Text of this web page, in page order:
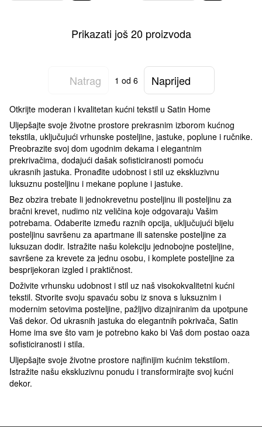
Prikazati još 20 proizvoda
Natrag 1 od 6 Naprijed
Otkrijte moderan i kvalitetan kućni tekstil u Satin Home
Uljepšajte svoje životne prostore prekrasnim izborom kućnog
tekstila, uključujući vrhunske posteljine, jastuke, poplune i ručnike.
Preobrazite svoj dom ugodnim dekama i elegantnim
prekrivačima, dodajući dašak sofisticiranosti pomoću
ukrasnih jastuka. Pronađite udobnost i stil uz ekskluzivnu
luksuznu posteljinu i mekane poplune i jastuke.
Bez obzira trebate li jednokrevetnu posteljinu ili posteljinu za
bračni krevet, nudimo niz veličina koje odgovaraju Vašim
potrebama. Odaberite između raznih opcija, uključujući bijelu
posteljinu savršenu za apartmane ili satenske posteljine za
luksuzan dodir. Istražite našu kolekciju jednobojne posteljine,
savršene za krevete za jednu osobu, i komplete posteljine za
besprijekoran izgled i praktičnost.
Doživite vrhunsku udobnost i stil uz naš visokokvalitetni kućni
tekstil. Stvorite svoju spavaću sobu iz snova s luksuznim i
modernim setovima posteljine, pažljivo dizajniranim da upotpune
Vaš dekor. Od ukrasnih jastuka do elegantnih pokrivača, Satin
Home ima sve što vam je potrebno kako bi Vaš dom postao oaza
sofisticiranosti i stila.
Uljepšajte svoje životne prostore najfinijim kućnim tekstilom.
Istražite našu ekskluzivnu ponudu i transformirajte svoj kućni
dekor.